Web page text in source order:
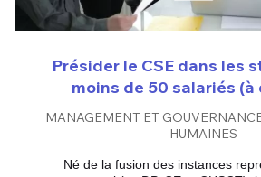
Présider le CSE dans les
moins de 50 salariés
MANAGEMENT ET
HUMAINES
Né de la fusion des instances